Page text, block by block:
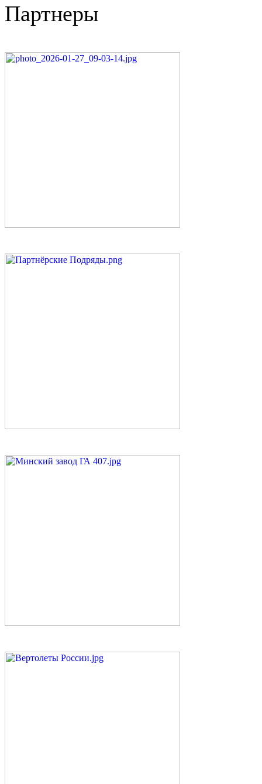
Партнеры